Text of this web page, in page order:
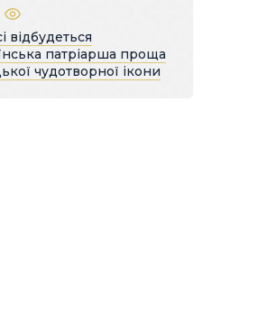
відбудеться
патріарша проща
чудотворної ікони